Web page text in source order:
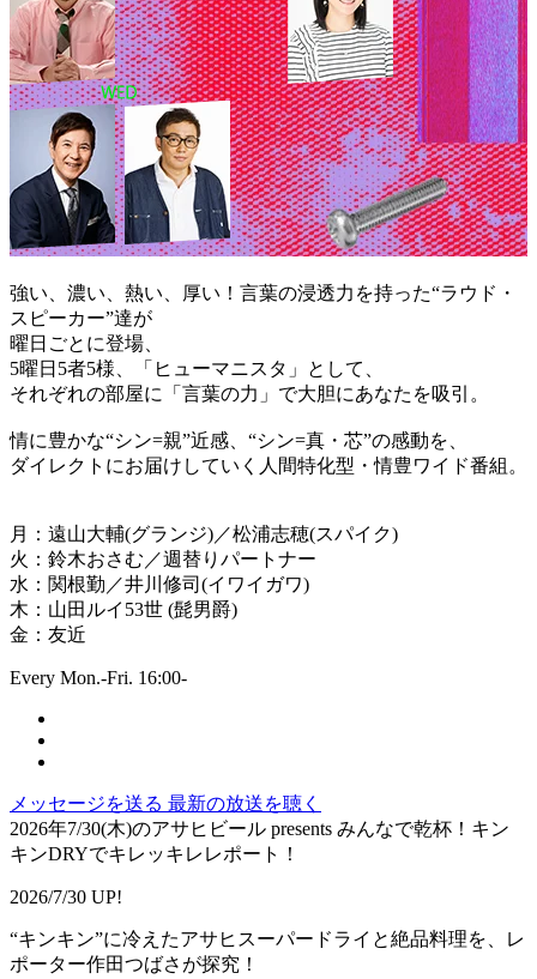
強い、濃い、熱い、厚い！言葉の浸透力を持った“ラウド・
スピーカー”達が
曜日ごとに登場、
5曜日5者5様、「ヒューマニスタ」として、
それぞれの部屋に「言葉の力」で大胆にあなたを吸引。
情に豊かな“シン=親”近感、“シン=真・芯”の感動を、
ダイレクトにお届けしていく人間特化型・情豊ワイド番組。
月：遠山大輔(グランジ)／松浦志穂(スパイク)
火：鈴木おさむ／週替りパートナー
水：関根勤／井川修司(イワイガワ)
木：山田ルイ53世 (髭男爵)
金：友近
Every Mon.-Fri. 16:00-
メッセージを送る 最新の放送を聴く
2026年7/30(木)のアサヒビール presents みんなで乾杯！キン
キンDRYでキレッキレレポート！
2026/7/30 UP!
“キンキン”に冷えたアサヒスーパードライと絶品料理を、レ
ポーター作田つばさが探究！